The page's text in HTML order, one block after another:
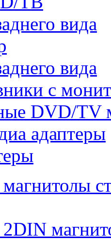
вида
вида
с
DVD/TV
адаптеры
магнитолы
2DIN